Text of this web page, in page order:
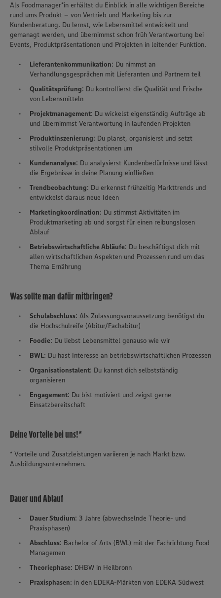
Als Foodmanager*in erhältst du Einblick in alle wichtigen Bereiche
rund ums Produkt – von Vertrieb und Marketing bis zur
Kundenberatung. Du lernst, wie Lebensmittel entwickelt und
gemanagt werden, und übernimmst schon früh Verantwortung bei
Events, Produktpräsentationen und Projekten in leitender Funktion.
Lieferantenkommunikation: Du nimmst an
Verhandlungsgesprächen mit Lieferanten und Partnern teil
Qualitätsprüfung: Du kontrollierst die Qualität und Frische
von Lebensmitteln
Projektmanagement: Du wickelst eigenständig Aufträge ab
und übernimmst Verantwortung in laufenden Projekten
Produktinszenierung: Du planst, organisierst und setzt
stilvolle Produktpräsentationen um
Kundenanalyse: Du analysierst Kundenbedürfnisse und lässt
die Ergebnisse in deine Planung einfließen
Trendbeobachtung: Du erkennst frühzeitig Markttrends und
entwickelst daraus neue Ideen
Marketingkoordination: Du stimmst Aktivitäten im
Produktmarketing ab und sorgst für einen reibungslosen
Ablauf
Betriebswirtschaftliche Abläufe: Du beschäftigst dich mit
allen wirtschaftlichen Aspekten und Prozessen rund um das
Thema Ernährung
Was sollte man dafür mitbringen?
Schulabschluss: Als Zulassungsvoraussetzung benötigst du
die Hochschulreife (Abitur/Fachabitur)
Foodie: Du liebst Lebensmittel genauso wie wir
BWL: Du hast Interesse an betriebswirtschaftlichen Prozessen
Organisationstalent: Du kannst dich selbstständig
organisieren
Engagement: Du bist motiviert und zeigst gerne
Einsatzbereitschaft
Deine Vorteile bei uns!*
* Vorteile und Zusatzleistungen variieren je nach Markt bzw.
Ausbildungsunternehmen.
Dauer und Ablauf
Dauer Studium: 3 Jahre (abwechselnde Theorie- und
Praxisphasen)
Abschluss: Bachelor of Arts (BWL) mit der Fachrichtung Food
Managemen
Theoriephase: DHBW in Heilbronn
Praxisphasen: in den EDEKA-Märkten von EDEKA Südwest